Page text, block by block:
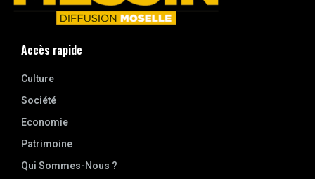
Accès rapide
Culture
Société
Economie
Patrimoine
Qui Sommes-Nous ?